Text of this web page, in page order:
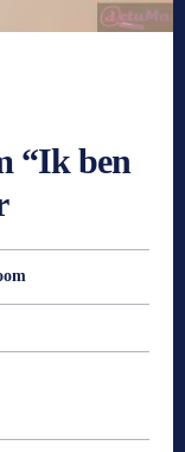
“Ik ben